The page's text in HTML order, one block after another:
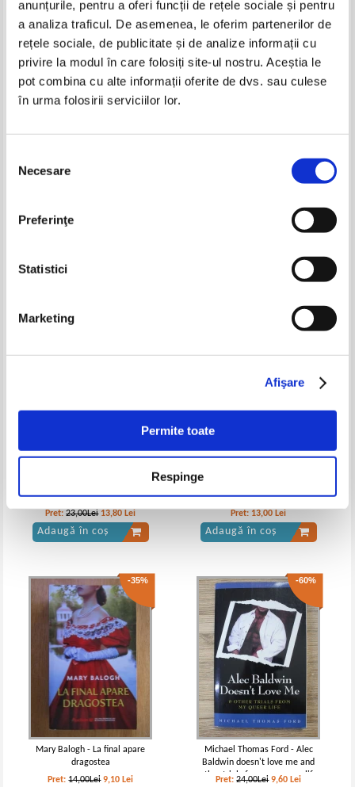
anunțurile, pentru a oferi funcții de rețele sociale și pentru
a analiza traficul. De asemenea, le oferim partenerilor de
rețele sociale, de publicitate și de analize informații cu
privire la modul în care folosiți site-ul nostru. Aceștia le
pot combina cu alte informații oferite de dvs. sau culese
în urma folosirii serviciilor lor.
consimțământului
Necesare
Preferinţe
Statistici
Marketing
Afişare
Permite toate
Respinge
Produse din aceeasi categorie
C. W. Gortner - Isabela de
Castilia. Legamantul iubirii
Adaugă în coș
-20%
Paullina Simons - Dincolo de
Pret:23,00Lei 13,80 Lei
Adaugă în coș
nimeni
Pret: 13,00 Lei
Adaugă în coș
-35%
Mary Balogh - La final apare
dragostea
Pret:14,00Lei 9,10 Lei
-60%
Michael Thomas Ford - Alec
Baldwin doesn't love me and
other trials from my queer life
Pret:24,00Lei 9,60 Lei